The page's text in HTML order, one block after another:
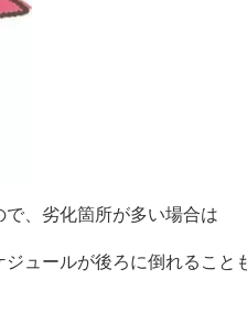
、劣化箇所が多い場合は
ュールが後ろに倒れること